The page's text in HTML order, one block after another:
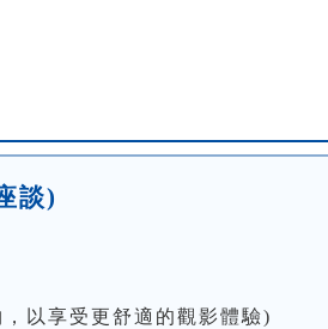
談)
以享受更舒適的觀影體驗)